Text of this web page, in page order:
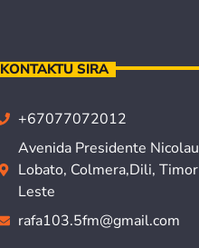
KONTAKTU SIRA
+67077072012
Avenida Presidente Nicolau
Lobato, Colmera,Dili, Timor
Leste
rafa103.5fm@gmail.com